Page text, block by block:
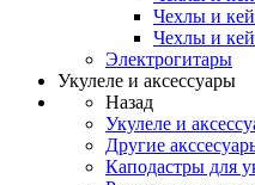
Чехлы и
Чехлы и
Электрогитары
Укулеле и аксессуары
Назад
Укулеле и
Другие
Каподастры для